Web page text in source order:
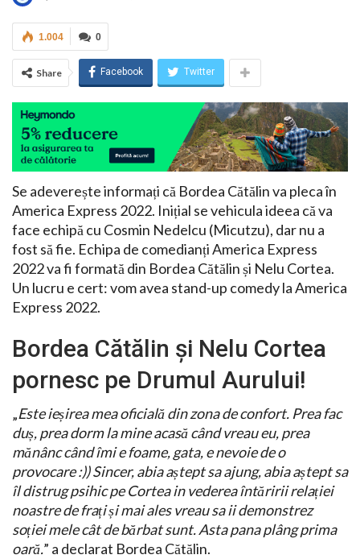
0
1.004
Share Facebook Twitter
Se adeverește informați că Bordea Cătălin va pleca în
America Express 2022. Inițial se vehicula ideea că va
face echipă cu Cosmin Nedelcu (Micutzu), dar nu a
fost să fie. Echipa de comedianți America Express
2022 va fi formată din Bordea Cătălin și Nelu Cortea.
Un lucru e cert: vom avea stand-up comedy la America
Express 2022.
Bordea Cătălin și Nelu Cortea
pornesc pe Drumul Aurului!
„Este ieșirea mea oficială din zona de confort. Prea fac
duș, prea dorm la mine acasă când vreau eu, prea
mănânc când îmi e foame, gata, e nevoie de o
provocare :)) Sincer, abia aștept sa ajung, abia aștept sa
îl distrug psihic pe Cortea in vederea întăririi relației
noastre de frați și mai ales vreau sa ii demonstrez
soției mele cât de bărbat sunt. Asta pana plâng prima
oară.” a declarat Bordea Cătălin.